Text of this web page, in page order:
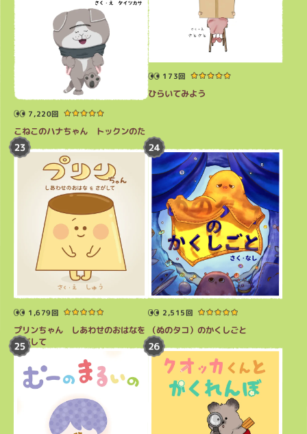
7,220回
こねこのハナちゃん トックンのた
び
173回
ひらいてみよう
1,679回
プリンちゃん しあわせのおはなを
さがして
2,515回
（ぬのタコ）のかくしごと